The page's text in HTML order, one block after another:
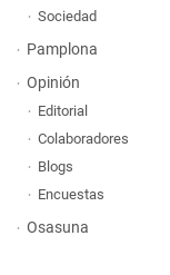
Sociedad
Pamplona
Opinión
Editorial
Colaboradores
Blogs
Encuestas
Osasuna